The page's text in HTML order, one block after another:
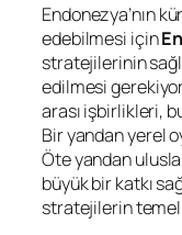
Endonezya’nın
edebilmesi için
stratejilerinin
edilmesi
arası işbirlikleri,
Bir yandan yerel
Öte yandan
büyük bir katkı
stratejilerin temel